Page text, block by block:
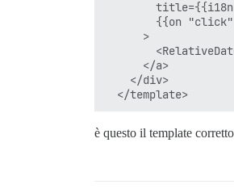
{{on
      >
      </a>
    </div>
è questo il template